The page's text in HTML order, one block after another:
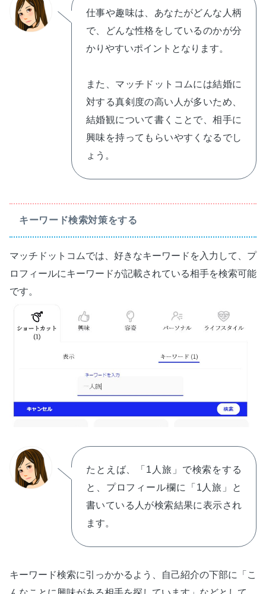
仕事や趣味は、あなたがどんな人柄
で、どんな性格をしているのかが分
かりやすいポイントとなります。
また、マッチドットコムには結婚に
対する真剣度の高い人が多いため、
結婚観について書くことで、相手に
興味を持ってもらいやすくなるでし
ょう。
キーワード検索対策をする
マッチドットコムでは、好きなキーワードを入力して、プ
ロフィールにキーワードが記載されている相手を検索可能
です。
たとえば、「1人旅」で検索をする
と、プロフィール欄に「1人旅」と
書いている人が検索結果に表示され
ます。
キーワード検索に引っかかるよう、自己紹介の下部に「こ